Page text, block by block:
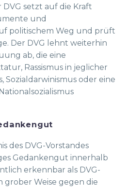
setzt auf die Kraft
und
politischem Weg und prüft
Der DVG lehnt weiterhin
ab, die eine
Rassismus in jeglicher
Sozialdarwinismus oder eine
des DVG-Vorstandes
Gedankengut innerhalb
erkennbar als DVG-
grober Weise gegen die